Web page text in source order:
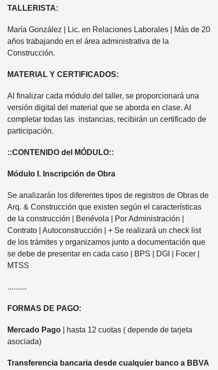
TALLERISTA:
María González | Lic. en Relaciones Laborales | Más de 20
años trabajando en el área administrativa de la
Construcción.
MATERIAL Y CERTIFICADOS:
Al finalizar cada módulo del taller, se proporcionará una
versión digital del material que se aborda en clase. Al
completar todas las instancias, recibirán un certificado de
participación.
::CONTENIDO del MÓDULO::
Módulo I. Inscripción de Obra
Se analizarán los diferentes tipos de registros de Obras de
Arq. & Construcción que existen según el características
de la construcción | Benévola | Por Administración |
Contrato | Autoconstrucción | + Se realizará un check list
de los trámites y organizamos junto a documentación que
se debe de presentar en cada caso | BPS | DGI | Focer |
MTSS
..........
FORMAS DE PAGO:
Mercado Pago | hasta 12 cuotas ( depende de tarjeta
asociada)
Transferencia bancaria desde cualquier banco a BBVA